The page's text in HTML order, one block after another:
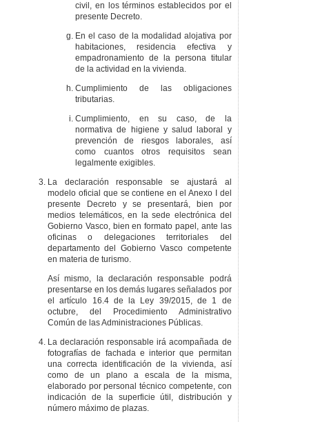
civil, en los términos establecidos por el
presente Decreto.
En el caso de la modalidad alojativa por
habitaciones, residencia efectiva y
empadronamiento de la persona titular
de la actividad en la vivienda.
Cumplimiento de las obligaciones
tributarias.
Cumplimiento, en su caso, de la
normativa de higiene y salud laboral y
prevención de riesgos laborales, así
como cuantos otros requisitos sean
legalmente exigibles.
La declaración responsable se ajustará al
modelo oficial que se contiene en el Anexo I del
presente Decreto y se presentará, bien por
medios telemáticos, en la sede electrónica del
Gobierno Vasco, bien en formato papel, ante las
oficinas o delegaciones territoriales del
departamento del Gobierno Vasco competente
en materia de turismo.
Así mismo, la declaración responsable podrá
presentarse en los demás lugares señalados por
el artículo 16.4 de la Ley 39/2015, de 1 de
octubre, del Procedimiento Administrativo
Común de las Administraciones Públicas.
La declaración responsable irá acompañada de
fotografías de fachada e interior que permitan
una correcta identificación de la vivienda, así
como de un plano a escala de la misma,
elaborado por personal técnico competente, con
indicación de la superficie útil, distribución y
número máximo de plazas.